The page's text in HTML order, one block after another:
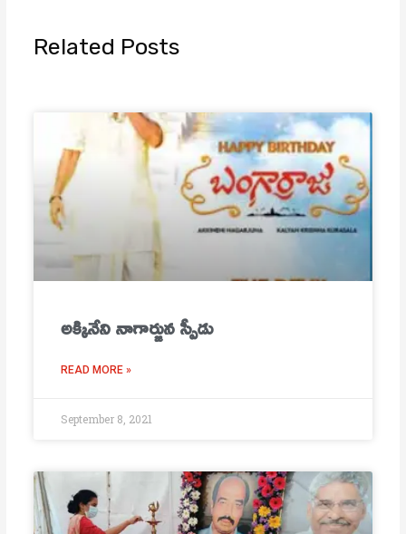
Related Posts
అక్కినేని నాగార్జున స్పీడు
READ MORE »
September 8, 2021